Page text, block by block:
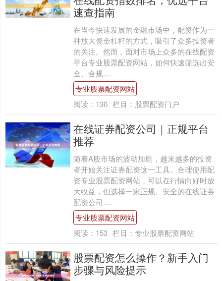
速查指南
在当今快速发展的金融市场中，配资作为一
种放大资金杠杆的方式，吸引了众多投资者
的关注。然而，面对市场上众多的在线配资
平台专业股票配资网站，如何快速筛选出安
全、合规....
专业股票配资网站
阅读： 130 栏目： 股票配资门户
在线证券配资公司｜正规平台
推荐
随着A股市场的波动加剧，越来越多的投资
者开始关注证券配资这一工具。合理使用配
资专业股票配资网站，可以在行情向好时放
大收益，但选择一家正规、安全的在线证券
配资公司....
专业股票配资网站
阅读： 153 栏目： 专业股票配资网站
股票配资怎么操作？新手入门
步骤与风险提示